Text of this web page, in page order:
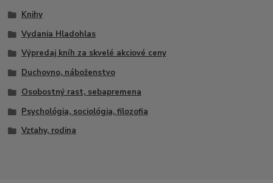
Knihy
Vydania Hladohlas
Výpredaj kníh za skvelé akciové ceny
Duchovno, náboženstvo
Osobostný rast, sebapremena
Psychológia, sociológia, filozofia
Vzťahy, rodina